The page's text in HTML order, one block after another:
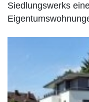
Siedlungswerks